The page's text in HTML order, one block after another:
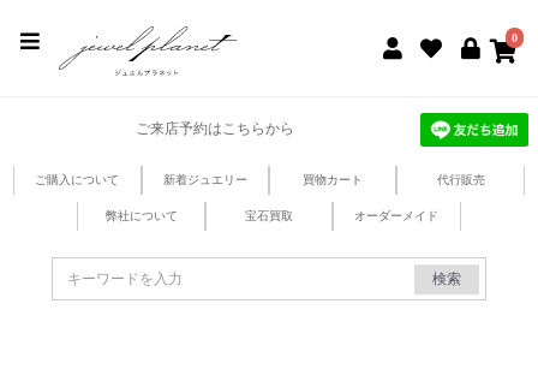
0
ご来店予約はこちらから
ご購入について 新着ジュエリー 買物カート 代行販売
弊社について 宝石買取 オーダーメイド
検索